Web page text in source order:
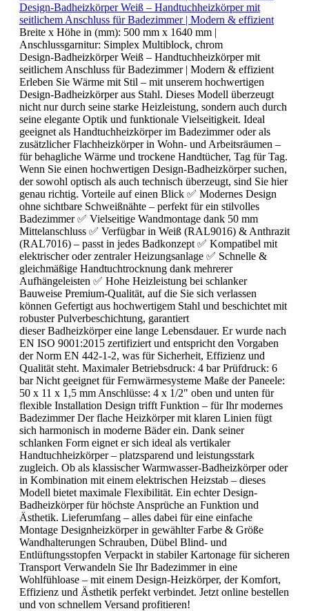
Design-Badheizkörper Weiß – Handtuchheizkörper mit
seitlichem Anschluss für Badezimmer | Modern & effizient
Breite x Höhe in (mm): 500 mm x 1640 mm |
Anschlussgarnitur: Simplex Multiblock, chrom
Design-Badheizkörper Weiß – Handtuchheizkörper mit
seitlichem Anschluss für Badezimmer | Modern & effizient
Erleben Sie Wärme mit Stil – mit unserem hochwertigen
Design-Badheizkörper aus Stahl. Dieses Modell überzeugt
nicht nur durch seine starke Heizleistung, sondern auch durch
seine elegante Optik und funktionale Vielseitigkeit. Ideal
geeignet als Handtuchheizkörper im Badezimmer oder als
zusätzlicher Flachheizkörper in Wohn- und Arbeitsräumen –
für behagliche Wärme und trockene Handtücher, Tag für Tag.
Wenn Sie einen hochwertigen Design-Badheizkörper suchen,
der sowohl optisch als auch technisch überzeugt, sind Sie hier
genau richtig. Vorteile auf einen Blick ✅ Modernes Design
ohne sichtbare Schweißnähte – perfekt für ein stilvolles
Badezimmer ✅ Vielseitige Wandmontage dank 50 mm
Mittelanschluss ✅ Verfügbar in Weiß (RAL9016) & Anthrazit
(RAL7016) – passt in jedes Badkonzept ✅ Kompatibel mit
elektrischer oder zentraler Heizungsanlage ✅ Schnelle &
gleichmäßige Handtuchtrocknung dank mehrerer
Aufhängeleisten ✅ Hohe Heizleistung bei schlanker
Bauweise Premium-Qualität, auf die Sie sich verlassen
können Gefertigt aus hochwertigem Stahl und beschichtet mit
robuster Pulverbeschichtung, garantiert
dieser Badheizkörper eine lange Lebensdauer. Er wurde nach
EN ISO 9001:2015 zertifiziert und entspricht den Vorgaben
der Norm EN 442-1-2, was für Sicherheit, Effizienz und
Qualität steht. Maximaler Betriebsdruck: 4 bar Prüfdruck: 6
bar Nicht geeignet für Fernwärmesysteme Maße der Paneele:
50 x 11 x 1,5 mm Anschlüsse: 4 x 1/2" oben und unten für
flexible Installation Design trifft Funktion – für Ihr modernes
Badezimmer Der flache Heizkörper mit klaren Linien fügt
sich harmonisch in moderne Bäder ein. Dank seiner
schlanken Form eignet er sich ideal als vertikaler
Handtuchheizkörper – platzsparend und leistungsstark
zugleich. Ob als klassischer Warmwasser-Badheizkörper oder
in Kombination mit einem elektrischen Heizstab – dieses
Modell bietet maximale Flexibilität. Ein echter Design-
Badheizkörper für höchste Ansprüche an Funktion und
Ästhetik. Lieferumfang – alles dabei für eine einfache
Montage Designheizkörper in gewählter Farbe & Größe
Wandhalterungen Schrauben, Dübel Blind- und
Entlüftungsstopfen Verpackt in stabiler Kartonage für sicheren
Transport Verwandeln Sie Ihr Badezimmer in eine
Wohlfühloase – mit einem Design-Heizkörper, der Komfort,
Effizienz und Ästhetik perfekt verbindet. Jetzt online bestellen
und von schnellem Versand profitieren!